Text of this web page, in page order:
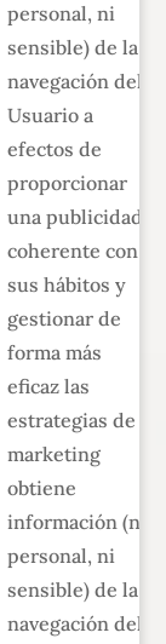
personal, ni
sensible) de la
navegación del
Usuario a
efectos de
proporcionar
una publicidad
coherente con
sus hábitos y
gestionar de
forma más
eficaz las
estrategias de
marketing
obtiene
información (no
personal, ni
sensible) de la
navegación del